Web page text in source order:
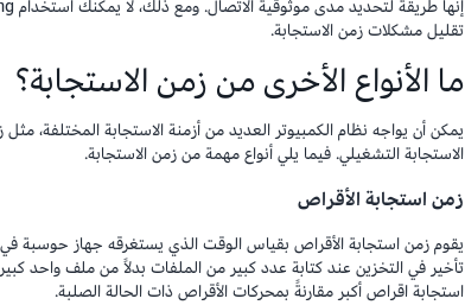
تقليل مشكلات زمن الاستجابة.
ما الأنواع الأخرى من زمن الاستجابة؟
يمكن أن يواجه نظام الكمبيوتر العديد من أزمنة الاستجابة المختلفة،
الاستجابة التشغيلي. فيما يلي أنواع مهمة من زمن الاستجابة.
زمن استجابة الأقراص
يقوم زمن استجابة الأقراص بقياس الوقت الذي يستغرقه جهاز حوسبة
تأخير في التخزين عند كتابة عدد كبير من الملفات بدلاً من ملف واحد
استجابة اقراص أكبر مقارنةً بمحركات الأقراص ذات الحالة الصلبة.